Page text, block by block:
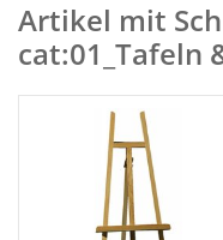
Startseite
NEU
Gedeckter Tisch
Artikel mit
cat:01_Tafeln